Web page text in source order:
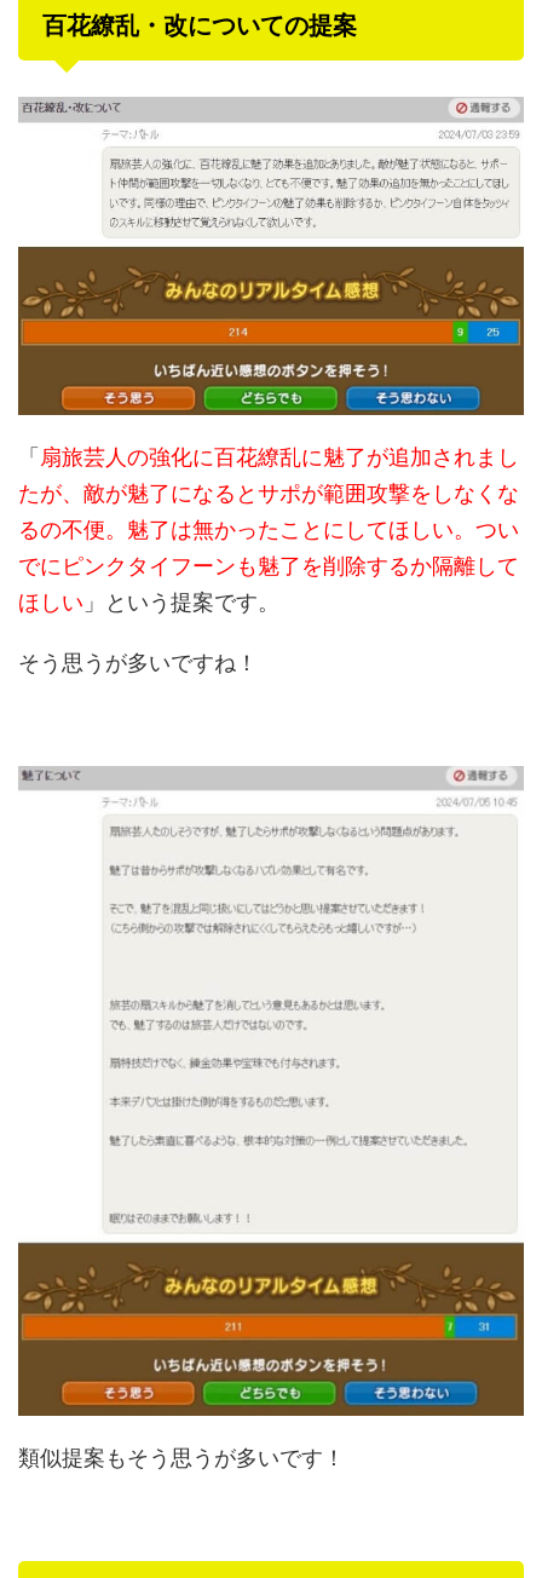
百花繚乱・改についての提案
「 扇旅芸人の強化に百花繚乱に魅了が追加されまし
たが、敵が魅了になるとサポが範囲攻撃をしなくな
るの不便。魅了は無かったことにしてほしい。つい
でにピンクタイフーンも魅了を削除するか隔離して
ほしい 」という提案です。
そう思うが多いですね！
類似提案もそう思うが多いです！